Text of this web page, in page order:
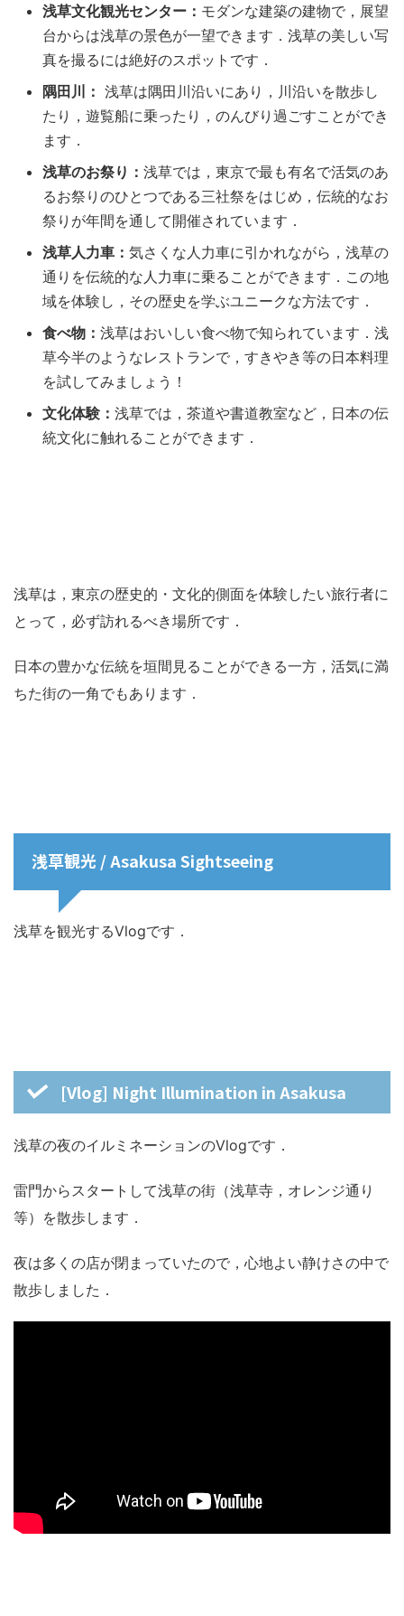
浅草文化観光センター： モダンな建築の建物で，展望
台からは浅草の景色が一望できます．浅草の美しい写
真を撮るには絶好のスポットです．
隅田川： 浅草は隅田川沿いにあり，川沿いを散歩し
たり，遊覧船に乗ったり，のんびり過ごすことができ
ます．
浅草のお祭り： 浅草では，東京で最も有名で活気のあ
るお祭りのひとつである三社祭をはじめ，伝統的なお
祭りが年間を通して開催されています．
浅草人力車： 気さくな人力車に引かれながら，浅草の
通りを伝統的な人力車に乗ることができます．この地
域を体験し，その歴史を学ぶユニークな方法です．
食べ物： 浅草はおいしい食べ物で知られています．浅
草今半のようなレストランで，すきやき等の日本料理
を試してみましょう！
文化体験： 浅草では，茶道や書道教室など，日本の伝
統文化に触れることができます．
浅草は，東京の歴史的・文化的側面を体験したい旅行者に
とって，必ず訪れるべき場所です．
日本の豊かな伝統を垣間見ることができる一方，活気に満
ちた街の一角でもあります．
浅草観光 / Asakusa Sightseeing
浅草を観光するVlogです．
[Vlog] Night Illumination in Asakusa
浅草の夜のイルミネーションのVlogです．
雷門からスタートして浅草の街（浅草寺，オレンジ通り
等）を散歩します．
夜は多くの店が閉まっていたので，心地よい静けさの中で
散歩しました．